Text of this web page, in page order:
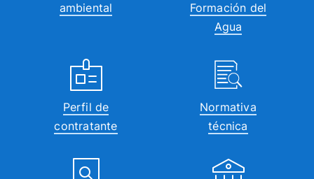
ambiental
Formación del
Agua
Perfil de
contratante
Normativa
técnica